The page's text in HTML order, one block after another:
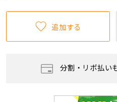
追加する
分割・リボ払い